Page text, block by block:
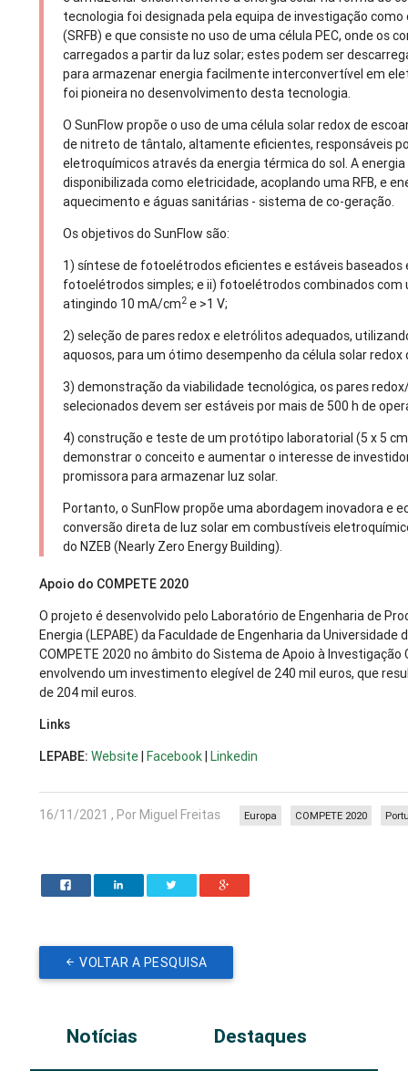
tecnologia foi designada pela equipa de investigação
(SRFB) e que consiste no uso de uma célula PEC, onde os
carregados a partir da luz solar; estes podem ser
para armazenar energia facilmente interconvertível em
foi pioneira no desenvolvimento desta tecnologia.
O SunFlow propõe o uso de uma célula solar redox de
de nitreto de tântalo, altamente eficientes, responsáveis
eletroquímicos através da energia térmica do sol. A
disponibilizada como eletricidade, acoplando uma RFB, e
aquecimento e águas sanitárias - sistema de co-geração.
Os objetivos do SunFlow são:
1) síntese de fotoelétrodos eficientes e estáveis
fotoelétrodos simples; e ii) fotoelétrodos combinados com
atingindo 10 mA/cm2 e >1 V;
2) seleção de pares redox e eletrólitos adequados,
aquosos, para um ótimo desempenho da célula solar
3) demonstração da viabilidade tecnológica, os pares
selecionados devem ser estáveis por mais de 500 h de
4) construção e teste de um protótipo laboratorial (5 x 5 cm
demonstrar o conceito e aumentar o interesse de
promissora para armazenar luz solar.
Portanto, o SunFlow propõe uma abordagem inovadora e
conversão direta de luz solar em combustíveis
do NZEB (Nearly Zero Energy Building).
Apoio do COMPETE 2020
O projeto é desenvolvido pelo Laboratório de Engenharia de
Energia (LEPABE) da Faculdade de Engenharia da
COMPETE 2020 no âmbito do Sistema de Apoio à
envolvendo um investimento elegível de 240 mil euros, que
de 204 mil euros.
Links
LEPABE: Website Facebook Linkedin
16/11/2021 , Por Miguel Freitas COMPETE 2020
Europa
VOLTAR A PESQUISA
Notícias Destaques